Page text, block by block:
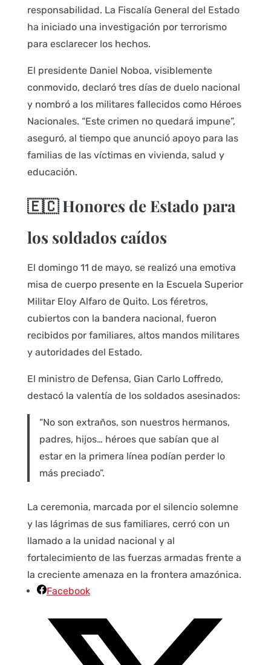
responsabilidad. La Fiscalía General del Estado
ha iniciado una investigación por terrorismo
para esclarecer los hechos.
El presidente Daniel Noboa, visiblemente
conmovido, declaró tres días de duelo nacional
y nombró a los militares fallecidos como Héroes
Nacionales. “Este crimen no quedará impune”,
aseguró, al tiempo que anunció apoyo para las
familias de las víctimas en vivienda, salud y
educación.
🇪🇨 Honores de Estado para
los soldados caídos
El domingo 11 de mayo, se realizó una emotiva
misa de cuerpo presente en la Escuela Superior
Militar Eloy Alfaro de Quito. Los féretros,
cubiertos con la bandera nacional, fueron
recibidos por familiares, altos mandos militares
y autoridades del Estado.
El ministro de Defensa, Gian Carlo Loffredo,
destacó la valentía de los soldados asesinados:
“No son extraños, son nuestros hermanos,
padres, hijos… héroes que sabían que al
estar en la primera línea podían perder lo
más preciado”.
La ceremonia, marcada por el silencio solemne
y las lágrimas de sus familiares, cerró con un
llamado a la unidad nacional y al
fortalecimiento de las fuerzas armadas frente a
la creciente amenaza en la frontera amazónica.
Facebook